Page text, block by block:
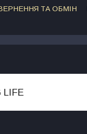
ТА ОБМІН
LIFE